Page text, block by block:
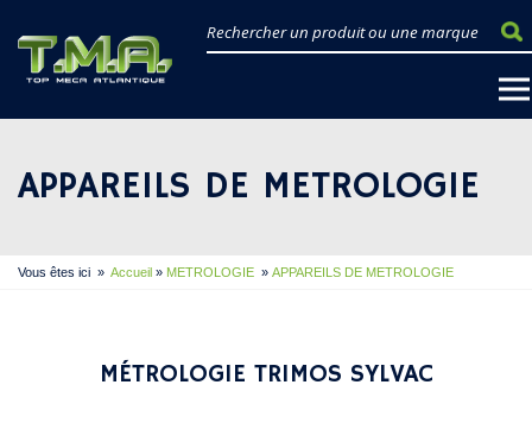
APPAREILS DE METROLOGIE
Vous êtes ici » Accueil » METROLOGIE » APPAREILS DE METROLOGIE
MÉTROLOGIE TRIMOS SYLVAC